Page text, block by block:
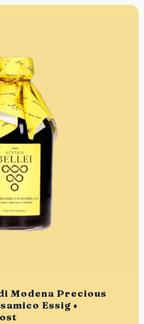
Modena Precious
Essig •